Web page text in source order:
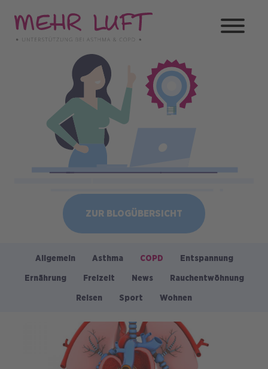
zum
Inhalt
ZUR BLOGÜBERSICHT
Kategorien
Allgemein Asthma COPD Entspannung
Ernährung Freizeit News Rauchentwöhnung
Reisen Sport Wohnen